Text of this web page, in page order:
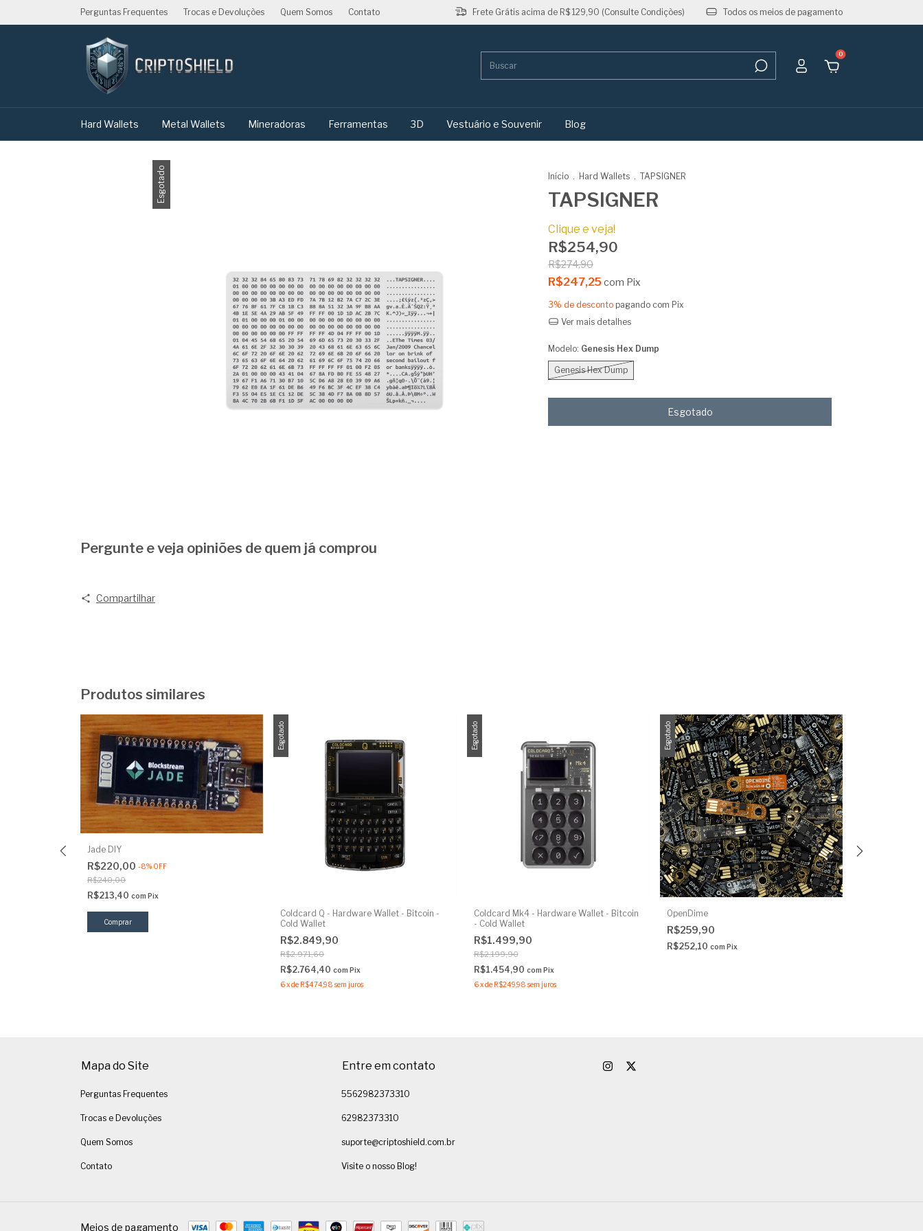
Perguntas Frequentes Trocas e Devoluções Quem Somos Contato Frete Grátis acima de R$ 129,90 (Consulte Condições) Todos os meios de pagamento
0
Hard Wallets Metal Wallets Mineradoras Ferramentas 3D Vestuário e Souvenir Blog
Esgotado Início . Hard Wallets . TAPSIGNER
TAPSIGNER
Clique e veja!
R$254,90
R$274,90
R$247,25 com Pix
3% de desconto pagando com Pix
Ver mais detalhes
Modelo: Genesis Hex Dump
Genesis Hex Dump
Pergunte e veja opiniões de quem já comprou
Compartilhar
Produtos similares
Jade DIY
R$220,00 -8% OFF
R$240,00
R$213,40 com Pix
Esgotado
Coldcard Q - Hardware Wallet - Bitcoin -
Cold Wallet
R$2.849,90
R$2.971,60
R$2.764,40com Pix
6xde R$474,98 sem juros
Esgotado
Coldcard Mk4 - Hardware Wallet - Bitcoin
- Cold Wallet
R$1.499,90
R$2.199,90
R$1.454,90 com Pix
6 xde R$249,98 sem juros
Esgotado
OpenDime
R$259,90
R$252,10 com Pix
Mapa do Site
Perguntas Frequentes
Trocas e Devoluções
Quem Somos
Contato
Entre em contato
5562982373310
62982373310
suporte@criptoshield.com.br
Visite o nosso Blog!
Meios de pagamento